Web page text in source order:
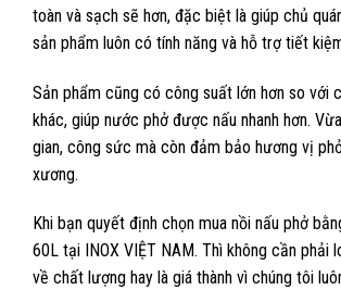
toàn và sạch sẽ hơn, đặc biệt là giúp chủ
sản phẩm luôn có tính năng và hỗ trợ tiết
Sản phẩm cũng có công suất lớn hơn so với
khác, giúp nước phở được nấu nhanh hơn.
gian, công sức mà còn đảm bảo hương vị
xương.
Khi bạn quyết định chọn mua nồi nấu phở
60L tại INOX VIỆT NAM. Thì không cần phải
về chất lượng hay là giá thành vì chúng tôi